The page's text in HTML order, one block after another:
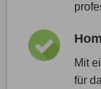
Mit
für